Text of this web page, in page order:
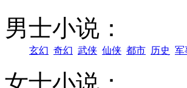
男士小说：
玄幻 奇幻 武侠 仙侠 都市 历史 军
女士小说：